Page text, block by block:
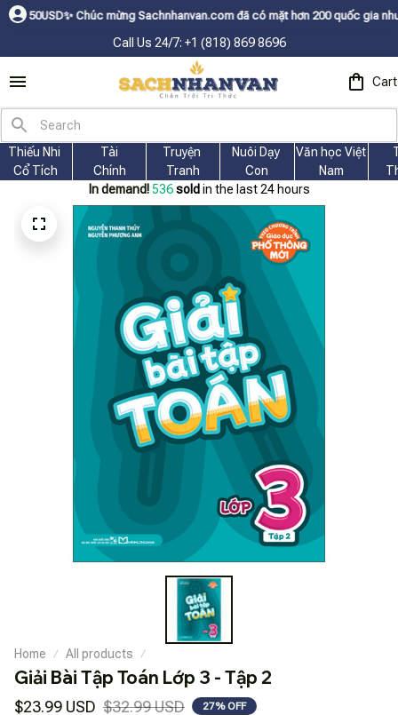
Sachnhanvan.com đã có mặt hơn 200 quốc gia như Mỹ, Canada, Úc,
Call Us 24/7: +1 (818) 869 8696
Cart
Thiếu Nhi
Cổ Tích
Tài
Chính
Truyện
Tranh
Nuôi Dạy
Con
Văn học Việt
Nam
In demand! 536 sold in the last 24 hours
Home All products
Giải Bài Tập Toán Lớp 3 - Tập 2
$23.99 USD $32.99 USD 27% OFF